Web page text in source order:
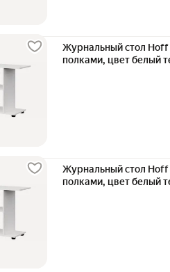
Журнальный стол
полками, цвет белый
Журнальный стол
полками, цвет белый